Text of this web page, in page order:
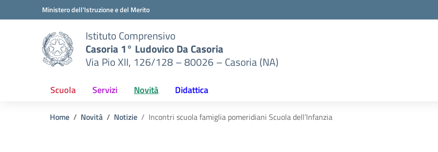
Vai ai contenuti
Vai al menu di navigazioneMinistero dell'Istruzione e del Merito
Istituto Comprensivo
Casoria 1° Ludovico Da Casoria
Via Pio XII, 126/128 – 80026 – Casoria (NA)
Scuola Servizi Novità Didattica
Home Novità Notizie Incontri scuola famiglia pomeridiani Scuola dell’Infanzia